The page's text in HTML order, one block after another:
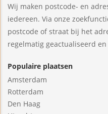
Wij maken postcode- en
iedereen. Via onze
postcode of straat bij het
regelmatig geactualiseerd
Populaire plaatsen
Amsterdam
Rotterdam
Den Haag